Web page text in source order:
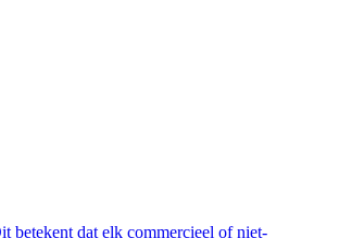
betekent dat elk commercieel of niet-